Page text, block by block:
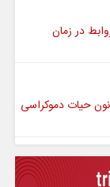
در زمان
حیات دموکراسی